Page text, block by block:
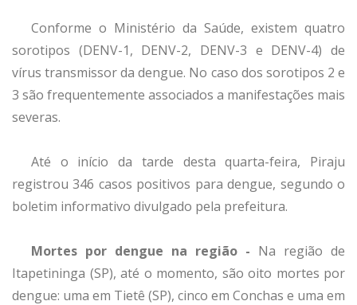
Conforme o Ministério da Saúde, existem quatro
sorotipos (DENV-1, DENV-2, DENV-3 e DENV-4) de
vírus transmissor da dengue. No caso dos sorotipos 2 e
3 são frequentemente associados a manifestações mais
severas.
Até o início da tarde desta quarta-feira, Piraju
registrou 346 casos positivos para dengue, segundo o
boletim informativo divulgado pela prefeitura.
Mortes por dengue na região - Na região de
Itapetininga (SP), até o momento, são oito mortes por
dengue: uma em Tietê (SP), cinco em Conchas e uma em